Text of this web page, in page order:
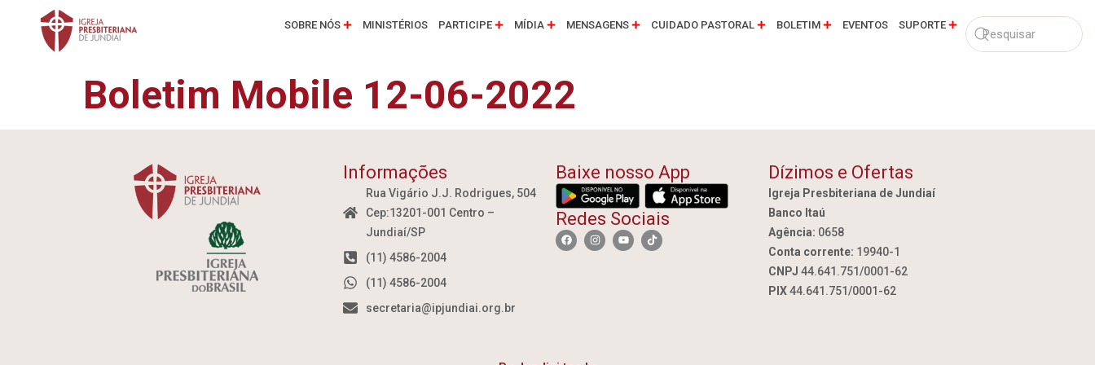
SOBRE NÓS MINISTÉRIOS PARTICIPE MÍDIA MENSAGENS CUIDADO PASTORAL BOLETIM EVENTOS SUPORTE
Boletim Mobile 12-06-2022
Informações
Rua Vigário J.J. Rodrigues, 504
Cep:13201-001 Centro –
Jundiaí/SP
(11) 4586-2004
(11) 4586-2004
secretaria@ipjundiai.org.br
Baixe nosso App
Redes Sociais
Dízimos e Ofertas
Igreja Presbiteriana de Jundiaí
Banco Itaú
Agência: 0658
Conta corrente: 19940-1
CNPJ 44.641.751/0001-62
PIX44.641.751/0001-62